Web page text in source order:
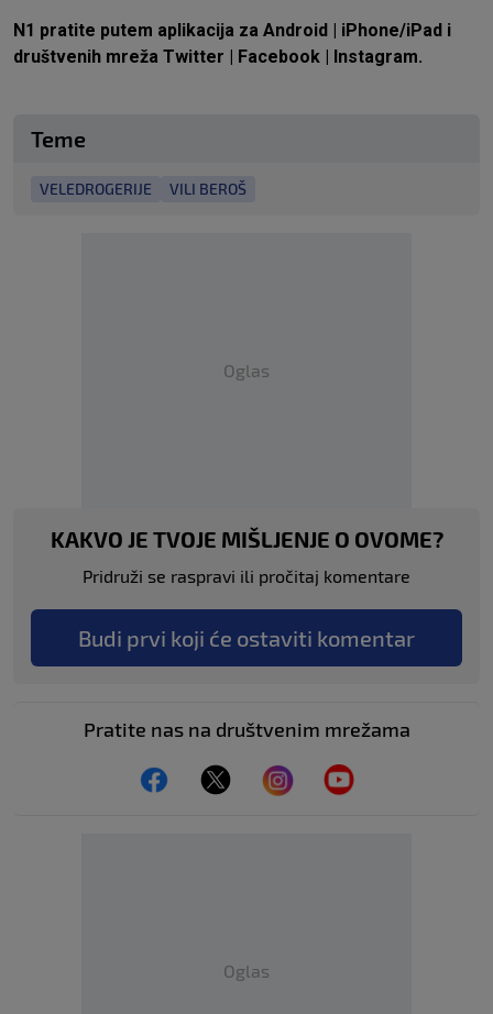
N1 pratite putem aplikacija za Android iPhone/iPad i
društvenih mreža Twitter Facebook Instagram.
Teme
VELEDROGERIJE VILI BEROŠ
Oglas
KAKVO JE TVOJE MIŠLJENJE O OVOME?
Pridruži se raspravi ili pročitaj komentare
Budi prvi koji će ostaviti komentar
Pratite nas na društvenim mrežama
Oglas